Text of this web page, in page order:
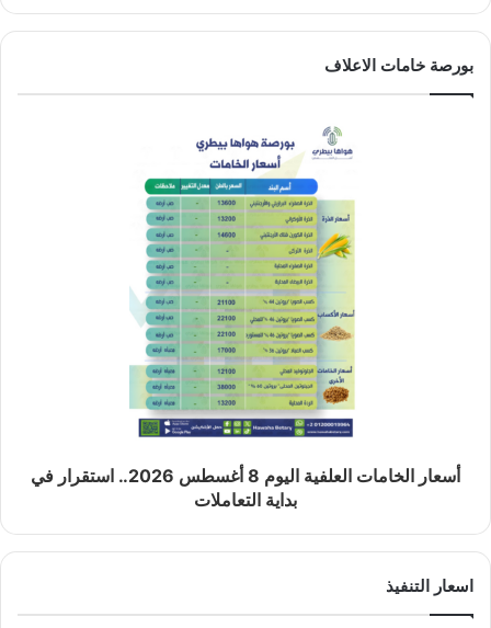
بورصة خامات الاعلاف
أسعار الخامات العلفية اليوم 8 أغسطس 2026.. استقرار في
بداية التعاملات
اسعار التنفيذ